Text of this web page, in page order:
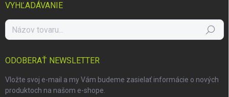
VYHĽADÁVANIE
Hľadať
ODOBERAŤ NEWSLETTER
Vložte svoj e-mail a my Vám budeme zasielať informácie o nových
produktoch na našom e-shope.